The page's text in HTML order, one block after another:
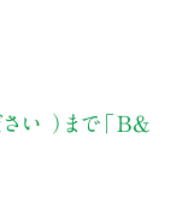
い ）まで「B&